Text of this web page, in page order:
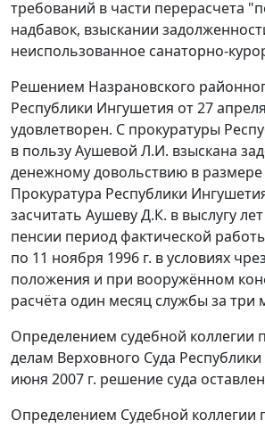
требований в части перерасчета
надбавок, взыскании
неиспользованное санаторно-
Решением Назрановского
Республики Ингушетия от 27
удовлетворен. С прокуратуры
в пользу Аушевой Л.И. взыскана
денежному довольствию в размере
Прокуратура Республики
засчитать Аушеву Д.К. в выслугу
пенсии период фактической
по 11 ноября 1996 г. в условиях
положения и при вооружённом
расчёта один месяц службы за три
Определением судебной коллегии
делам Верховного Суда
июня 2007 г. решение суда
Определением Судебной коллегии